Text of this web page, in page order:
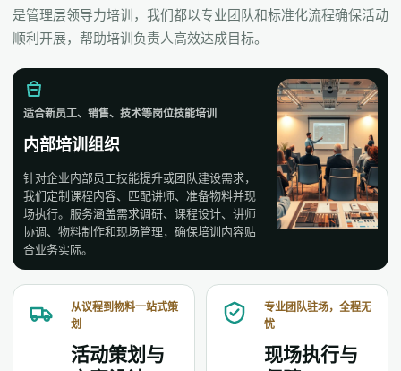
是管理层领导力培训，我们都以专业团队和标准化流程确保活动
顺利开展，帮助培训负责人高效达成目标。
适合新员工、销售、技术等岗位技能培训
内部培训组织
针对企业内部员工技能提升或团队建设需求，
我们定制课程内容、匹配讲师、准备物料并现
场执行。服务涵盖需求调研、课程设计、讲师
协调、物料制作和现场管理，确保培训内容贴
合业务实际。
从议程到物料一站式策
划
活动策划与
专业团队驻场，全程无
忧
现场执行与